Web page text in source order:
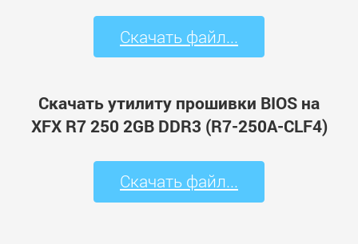
Скачать файл...
Скачать утилиту прошивки BIOS на
XFX R7 250 2GB DDR3 (R7-250A-CLF4)
Скачать файл...